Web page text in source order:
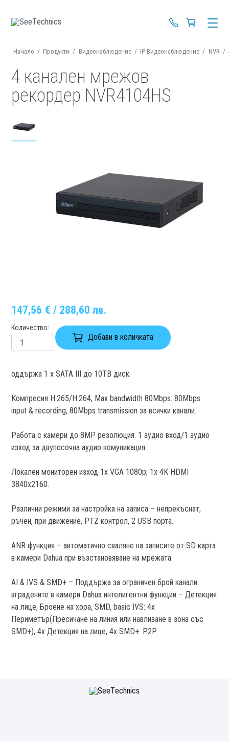
+359 88 670
Начало / Продукти / Видеонаблюдение / IP Видеонаблюдение / NVR /
4 канален мрежов
рекордер NVR4104HS
147,56 € / 288,60 лв.
Количество
Добави в количката
оддържа 1 x SATA III до 10TB диск.
Компресия H.265/H.264, Max bandwidth 80Mbps: 80Mbps
input & recording, 80Mbps transmission за всички канали.
Работа с камери до 8MP резолюция. 1 аудио вход/1 аудио
изход за двупосочна аудио комуникация.
Локален мониторен изход 1x VGA 1080p; 1x 4K HDMI
3840x2160.
Различни режими за настройка на записа – непрекъснат,
ръчен, при движение, PTZ контрол, 2 USB порта.
ANR функция – автоматично сваляне на записите от SD карта
в камери Dahua при възстановяване на мрежата.
AI & IVS & SMD+ – Поддържа за ограничен брой канали
вградените в камери Dahua интелигентни функции – Детекция
на лице, Броене на хора, SMD, basic IVS: 4x
Периметър(Пресичане на линия или навлизане в зона със
SMD+), 4x Детекция на лице, 4x SMD+. P2P.